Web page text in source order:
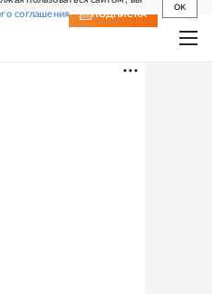
соглашения
OK
ПОДПИСКА